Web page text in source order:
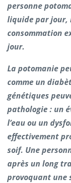
personne
liquide par jour,
consommation
jour.
La potomanie
comme un
génétiques
pathologie : un
l’eau ou un
effectivement
soif. Une
après un long
provoquant une